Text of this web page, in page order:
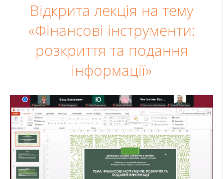
Відкрита лекція на тему
«Фінансові інструменти:
розкриття та подання
інформації»